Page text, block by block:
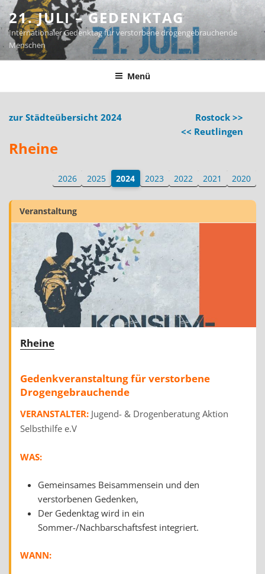
Zum
Inhalt
springen
21. JULI – GEDENKTAG
Internationaler Gedenktag für verstorbene drogengebrauchende
Menschen
Menü
zur Städteübersicht 2024
Rostock >>
<< Reutlingen
Rheine
2026 2025 2024 2023 2022 2021 2020
Veranstaltung
Rheine
Gedenkveranstaltung für verstorbene
Drogengebrauchende
VERANSTALTER: Jugend- & Drogenberatung Aktion
Selbsthilfe e.V
WAS:
Gemeinsames Beisammensein und den
verstorbenen Gedenken,
Der Gedenktag wird in ein
Sommer-/Nachbarschaftsfest integriert.
WANN: